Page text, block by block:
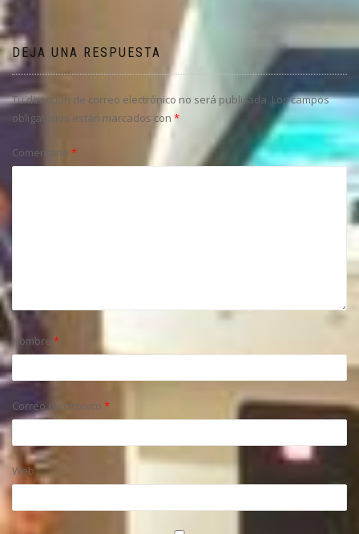
DEJA UNA RESPUESTA
Tu dirección de correo electrónico no será publicada. Los campos
obligatorios están marcados con *
Comentario *
Nombre *
Correo electrónico *
Web